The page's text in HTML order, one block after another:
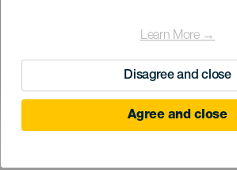
Learn More →
Disagree and close
Agree and close